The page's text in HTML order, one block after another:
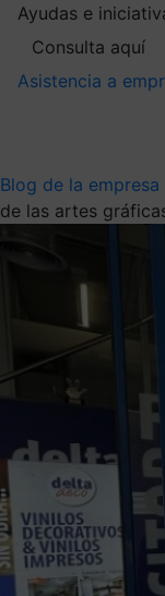
Ayudas e
Consulta aquí
Asistencia a
Blog de la empresa
de las artes